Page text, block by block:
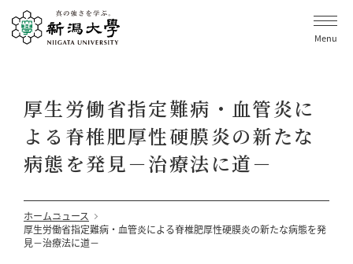
Menu
厚生労働省指定難病・血管炎に
よる脊椎肥厚性硬膜炎の新たな
病態を発見－治療法に道－
ホームニュース
厚生労働省指定難病・血管炎による脊椎肥厚性硬膜炎の新たな病態を発
見－治療法に道－